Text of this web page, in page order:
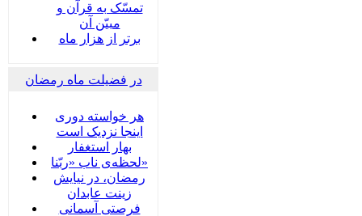
تمسّک به قرآن و
مبیّن آن
برتر از هزار ماه
در فضیلت ماه رمضان
هر خواسته دوری
اینجا نزدیک است
بهار استغفار
لحظه‌ی ناب «ربّنا»
رمضان، در نیایش
زینت عابدان
فرصتی آسمانی